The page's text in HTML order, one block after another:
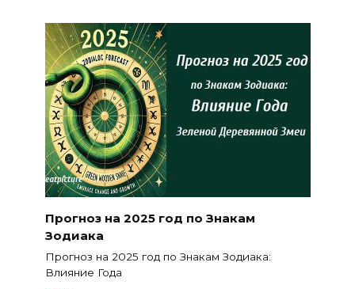
Прогноз на 2025 год по Знакам
Зодиака
Прогноз на 2025 год по Знакам Зодиака:
Влияние Года